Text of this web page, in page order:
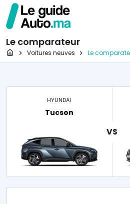
Le comparateur
Page d'accueil
Voitures neuves Le
HYUNDAI
Tucson